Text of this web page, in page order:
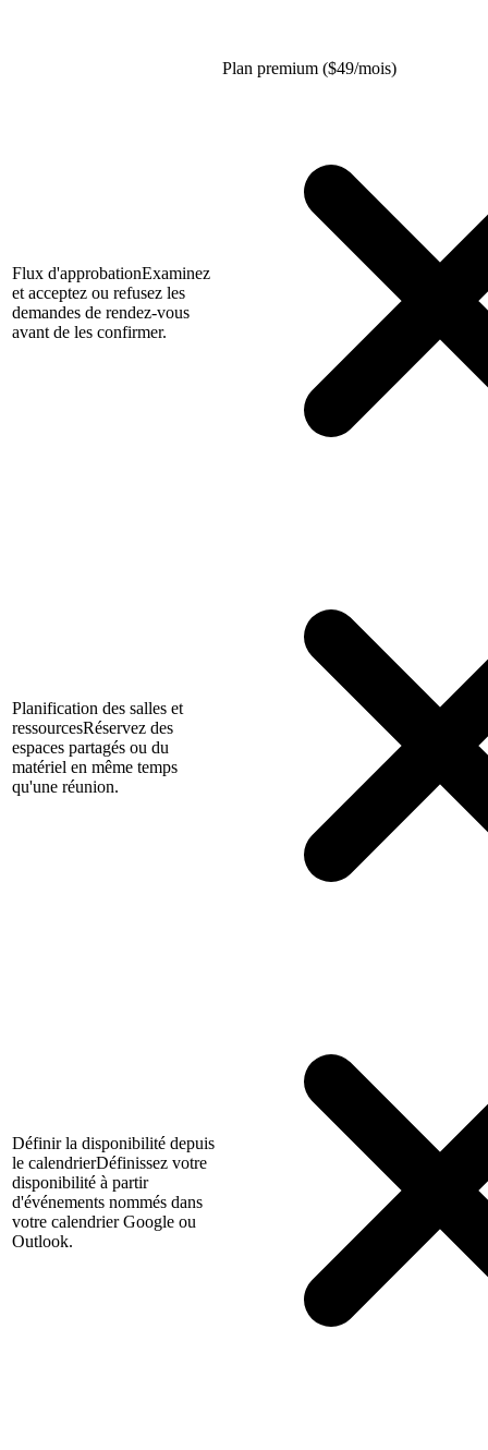
Plan premium ($49/mois)
Flux d'approbationExaminez
et acceptez ou refusez les
demandes de rendez-vous
avant de les confirmer.
Planification des salles et
ressourcesRéservez des
espaces partagés ou du
matériel en même temps
qu'une réunion.
Définir la disponibilité depuis
le calendrierDéfinissez votre
disponibilité à partir
d'événements nommés dans
votre calendrier Google ou
Outlook.